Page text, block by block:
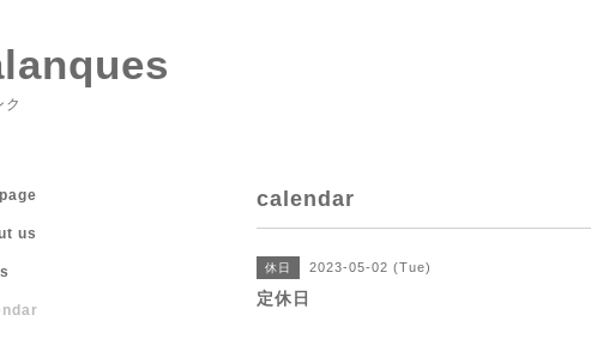
ク
calendar
休日 2023-05-02 (Tue)
定休日
us